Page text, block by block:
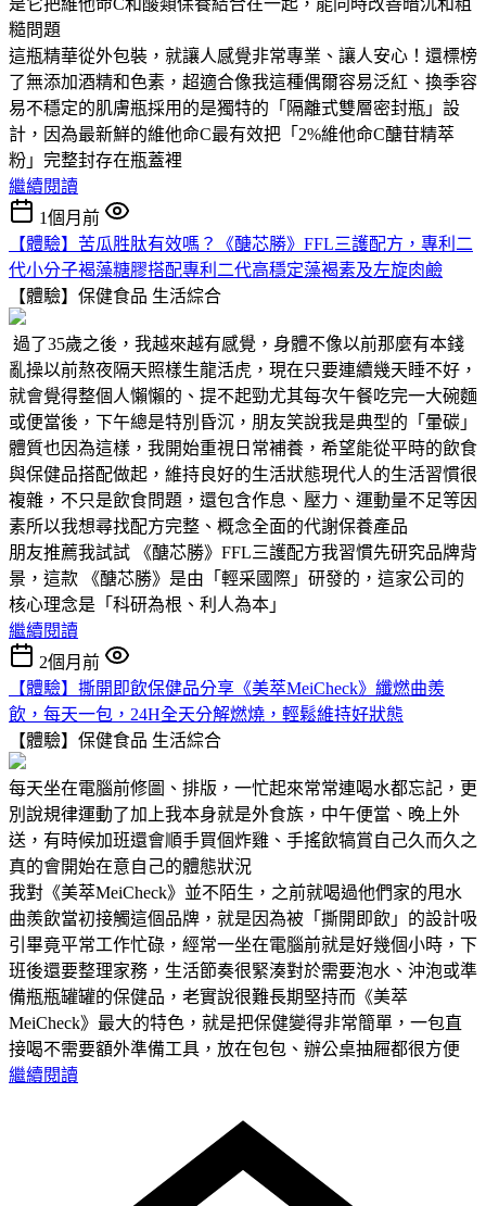
糙問題
這瓶精華從外包裝，就讓人感覺非常專業、讓人安心！還標榜
了無添加酒精和色素，超適合像我這種偶爾容易泛紅、換季容
易不穩定的肌膚瓶採用的是獨特的「隔離式雙層密封瓶」設
計，因為最新鮮的維他命C最有效把「2%維他命C醣苷精萃
粉」完整封存在瓶蓋裡
繼續閱讀
1個月前
【體驗】苦瓜胜肽有效嗎？《醣芯勝》FFL三護配方，專利二
代小分子褐藻糖膠搭配專利二代高穩定藻褐素及左旋肉鹼
【體驗】保健食品 生活綜合
過了35歲之後，我越來越有感覺，身體不像以前那麼有本錢
亂操以前熬夜隔天照樣生龍活虎，現在只要連續幾天睡不好，
就會覺得整個人懶懶的、提不起勁尤其每次午餐吃完一大碗麵
或便當後，下午總是特別昏沉，朋友笑說我是典型的「暈碳」
體質也因為這樣，我開始重視日常補養，希望能從平時的飲食
與保健品搭配做起，維持良好的生活狀態現代人的生活習慣很
複雜，不只是飲食問題，還包含作息、壓力、運動量不足等因
素所以我想尋找配方完整、概念全面的代謝保養產品
朋友推薦我試試 《醣芯勝》FFL三護配方我習慣先研究品牌背
景，這款 《醣芯勝》是由「輕采國際」研發的，這家公司的
核心理念是「科研為根、利人為本」
繼續閱讀
2個月前
【體驗】撕開即飲保健品分享《美萃MeiCheck》纖燃曲羨
飲，每天一包，24H全天分解燃燒，輕鬆維持好狀態
【體驗】保健食品 生活綜合
每天坐在電腦前修圖、排版，一忙起來常常連喝水都忘記，更
別說規律運動了加上我本身就是外食族，中午便當、晚上外
送，有時候加班還會順手買個炸雞、手搖飲犒賞自己久而久之
真的會開始在意自己的體態狀況
我對《美萃MeiCheck》並不陌生，之前就喝過他們家的甩水
曲羨飲當初接觸這個品牌，就是因為被「撕開即飲」的設計吸
引畢竟平常工作忙碌，經常一坐在電腦前就是好幾個小時，下
班後還要整理家務，生活節奏很緊湊對於需要泡水、沖泡或準
備瓶瓶罐罐的保健品，老實說很難長期堅持而《美萃
MeiCheck》最大的特色，就是把保健變得非常簡單，一包直
接喝不需要額外準備工具，放在包包、辦公桌抽屜都很方便
繼續閱讀